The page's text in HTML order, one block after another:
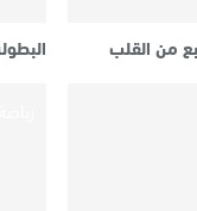
البطولة